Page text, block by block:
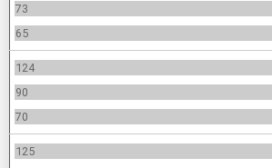
73
65
124
90
70
125